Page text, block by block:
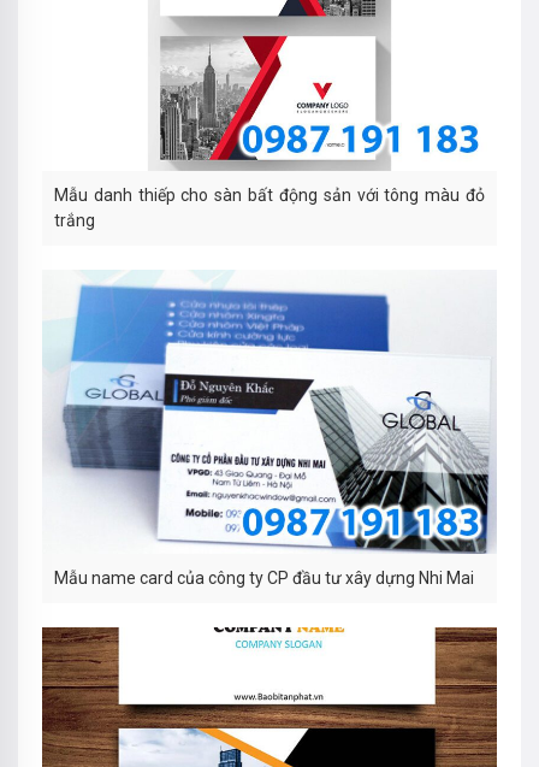
Mẫu danh thiếp cho sàn bất động sản với tông màu đỏ
trắng
Mẫu name card của công ty CP đầu tư xây dựng Nhi Mai